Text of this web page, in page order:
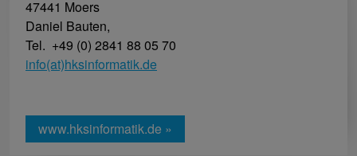
47441 Moers
Daniel Bauten,
Tel. +49 (0) 2841 88 05 70
info(at)hksinformatik.de
www.hksinformatik.de »